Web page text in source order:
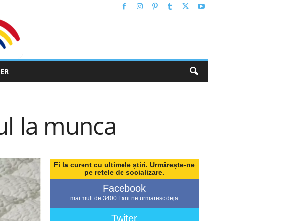
la munca
Fi la curent cu ultimele știri. Urmărește-ne
pe retele de socializare.
Facebook
mai mult de 3400 Fani ne urmaresc deja
Twiter